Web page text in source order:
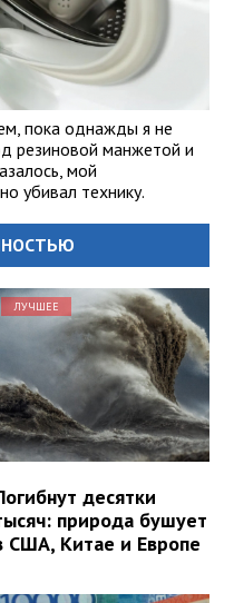
пока однажды я не
резиновой манжетой и
мой
убивал технику.
ЛУЧШЕЕ
десятки
природа бушует
США, Китае и Европе